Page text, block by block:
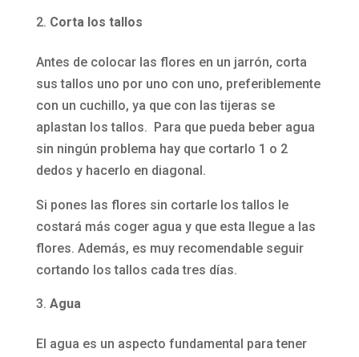
Corta los tallos
Antes de colocar las flores en un jarrón, corta
sus tallos uno por uno con uno, preferiblemente
con un cuchillo, ya que con las tijeras se
aplastan los tallos.
Para que pueda beber agua
sin ningún problema hay que cortarlo 1 o 2
dedos y hacerlo en diagonal.
Si pones las flores sin cortarle los tallos le
costará más coger agua y que esta llegue a las
flores. Además, es muy recomendable seguir
cortando los tallos cada tres días.
Agua
El agua es un aspecto fundamental para tener